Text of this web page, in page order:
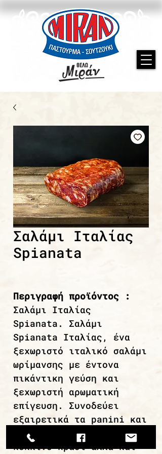
Σαλάμι Ιταλίας
Spianata
Περιγραφή προϊόντος :
Σαλάμι Ιταλίας
Spianata. Σαλάμι
Spianata Ιταλίας, ένα
ξεχωριστό ιταλικό σαλάμι
ωρίμανσης με έντονα
πικάντικη γεύση και
ξεχωριστή αρωματική
επίγευση. Συνοδεύει
εξαιρετικά τα panini και
ταιριάζει απόλυτα με
κόκκινο κρασί αλλά και